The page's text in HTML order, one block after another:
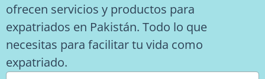
ofrecen servicios y productos para
expatriados en Pakistán. Todo lo que
necesitas para facilitar tu vida como
expatriado.